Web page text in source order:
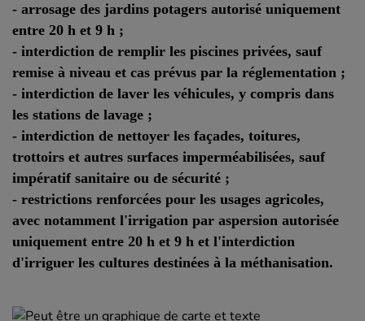
- arrosage des jardins potagers autorisé uniquement
entre 20 h et 9 h ;
- interdiction de remplir les piscines privées, sauf
remise à niveau et cas prévus par la réglementation ;
- interdiction de laver les véhicules, y compris dans
les stations de lavage ;
- interdiction de nettoyer les façades, toitures,
trottoirs et autres surfaces imperméabilisées, sauf
impératif sanitaire ou de sécurité ;
- restrictions renforcées pour les usages agricoles,
avec notamment l'irrigation par aspersion autorisée
uniquement entre 20 h et 9 h et l'interdiction
d'irriguer les cultures destinées à la méthanisation.